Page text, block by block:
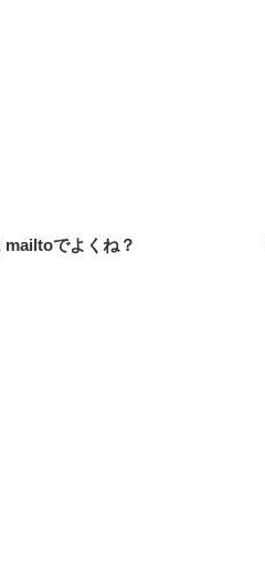
mailtoでよくね？